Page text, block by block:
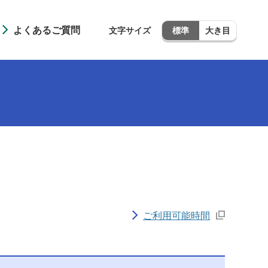
よくあるご質問 文字サイズ 標準 大き目
ご利用可能時間